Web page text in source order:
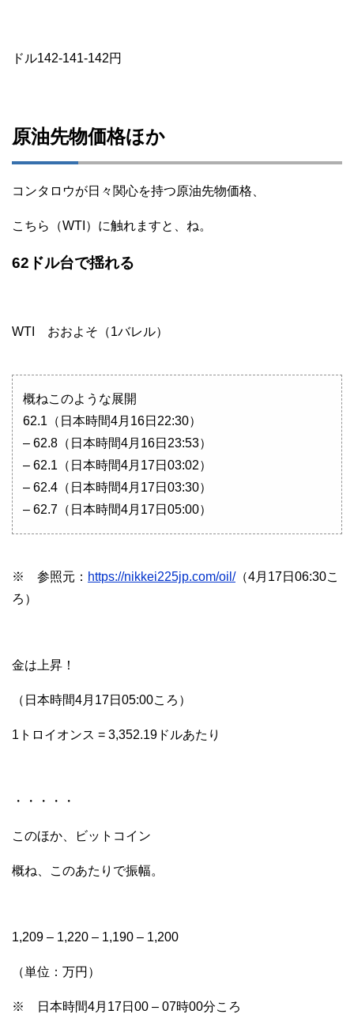
ドル142-141-142円
原油先物価格ほか
コンタロウが日々関心を持つ原油先物価格、
こちら（WTI）に触れますと、ね。
62ドル台で揺れる
WTI おおよそ（1バレル）
概ねこのような展開
62.1（日本時間4月16日22:30）
– 62.8（日本時間4月16日23:53）
– 62.1（日本時間4月17日03:02）
– 62.4（日本時間4月17日03:30）
– 62.7（日本時間4月17日05:00）
※ 参照元： https://nikkei225jp.com/oil/（4月17日06:30こ
ろ）
金は上昇！
（日本時間4月17日05:00ころ）
1トロイオンス = 3,352.19ドルあたり
・・・・・
このほか、ビットコイン
概ね、このあたりで振幅。
1,209 – 1,220 – 1,190 – 1,200
（単位：万円）
※ 日本時間4月17日00 – 07時00分ころ